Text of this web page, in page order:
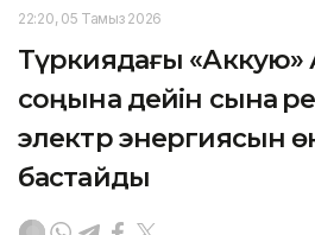
22:20, 05 Тамыз 2026
Түркиядағы «Аккую»
соңына дейін сынақ
электр энергиясын
бастайды